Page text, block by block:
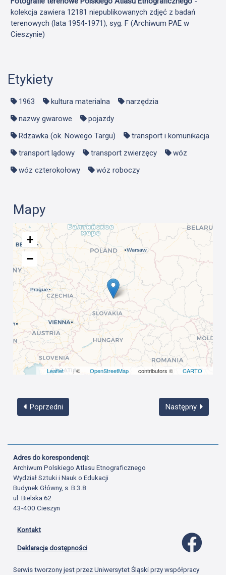
kolekcja zawiera 12181 niepublikowanych zdjęć z badań
terenowych (lata 1954-1971), syg. F (Archiwum PAE w
Cieszynie)
Etykiety
1963 kultura materialna
narzędzia
nazwy gwarowe
pojazdy
Rdzawka (ok. Nowego Targu)
transport i komunikacja
transport lądowy
transport zwierzęcy
wóz
wóz czterokołowy
wóz roboczy
Mapy
+
−
Leaflet | © OpenStreetMap contributors © CARTO
Poprzedni Następny
Adres do korespondencji:
Archiwum Polskiego Atlasu Etnograficznego
Wydział Sztuki i Nauk o Edukacji
Budynek Główny, s. B.3.8
ul. Bielska 62
43-400 Cieszyn
Kontakt
Deklaracja dostępności
Serwis tworzony jest przez Uniwersytet Śląski przy współpracy